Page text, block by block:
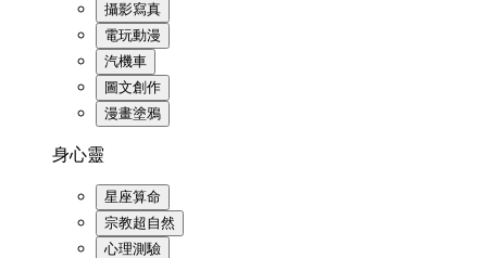
攝影寫真
電玩動漫
汽機車
圖文創作
漫畫塗鴉
身心靈
星座算命
宗教超自然
心理測驗